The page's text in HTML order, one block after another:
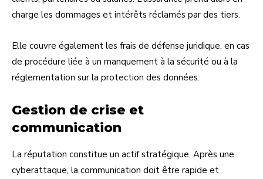
charge les dommages et intérêts réclamés par des tiers.
Elle couvre également les frais de défense juridique, en cas
de procédure liée à un manquement à la sécurité ou à la
réglementation sur la protection des données.
Gestion de crise et
communication
La réputation constitue un actif stratégique. Après une
cyberattaque, la communication doit être rapide et